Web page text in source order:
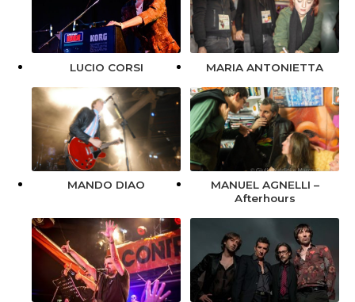
LUCIO CORSI MARIA ANTONIETTA
MANDO DIAO
MANUEL AGNELLI –
Afterhours